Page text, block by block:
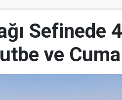
Sefinede
ve